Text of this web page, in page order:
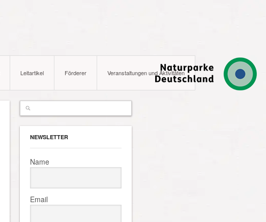
Leitartikel Förderer Veranstaltungen und Aktivitäten
NEWSLETTER
Name
Email